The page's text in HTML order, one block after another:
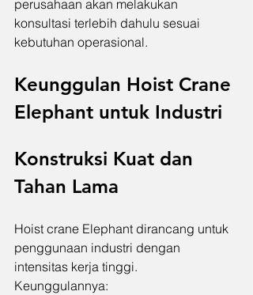
perusahaan akan melakukan
konsultasi terlebih dahulu sesuai
kebutuhan operasional.
Keunggulan Hoist Crane
Elephant untuk Industri
Konstruksi Kuat dan
Tahan Lama
Hoist crane Elephant dirancang untuk
penggunaan industri dengan
intensitas kerja tinggi.
Keunggulannya: